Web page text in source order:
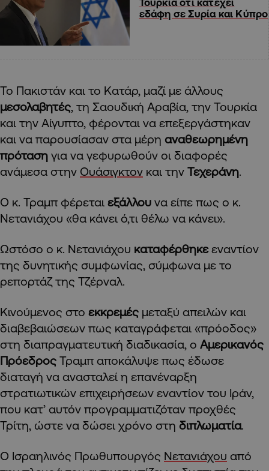
εδάφη σε Συρία και Κύπρο
Το Πακιστάν και το Κατάρ, μαζί με άλλους
μεσολαβητές, τη Σαουδική Αραβία, την Τουρκία
και την Αίγυπτο, φέρονται να επεξεργάστηκαν
και να παρουσίασαν στα μέρη αναθεωρημένη
πρόταση για να γεφυρωθούν οι διαφορές
ανάμεσα στην Ουάσιγκτον και την Τεχεράνη.
Ο κ. Τραμπ φέρεται εξάλλου να είπε πως ο κ.
Νετανιάχου «θα κάνει ό,τι θέλω να κάνει».
Ωστόσο ο κ. Νετανιάχου καταφέρθηκεεναντίον
της δυνητικής συμφωνίας, σύμφωνα με το
ρεπορτάζ της Τζέρναλ.
Κινούμενος στο εκκρεμές μεταξύ απειλών και
διαβεβαιώσεων πως καταγράφεται «πρόοδος»
στη διαπραγματευτική διαδικασία, ο Αμερικανός
Πρόεδρος Τραμπ αποκάλυψε πως έδωσε
διαταγή να ανασταλεί η επανέναρξη
στρατιωτικών επιχειρήσεων εναντίον του Ιράν,
που κατ’ αυτόν προγραμματιζόταν προχθές
Τρίτη, ώστε να δώσει χρόνο στη διπλωματία.
Ο Ισραηλινός Πρωθυπουργός Νετανιάχου από